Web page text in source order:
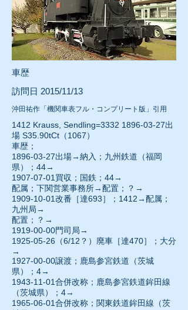
車歴
訪問日 2015/11/13
沖田祐作「機関車表フル・コンプリート版」引用
1412 Krauss, Sendling=3332 1896-03-27出
場 S35.90tCt（1067）
車歴；
1896-03-27出場→納入；九州鉄道（福岡
県）；44→
1907-07-01 買収；国鉄；44→
配属；下関営業事務所→配置；？→
1909-10-01改番［達693］；1412→配属；
九州局→
配置；？→
1919-00-00門司局→
1925-05-26 （6/12？）廃車［達470］；大分
→
1927-00-00譲渡；鹿島参宮鉄道（茨城
県）；4→
1943-11-01合併改称；鹿島参宮鉄道鉾田線
（茨城県）；4→
1965-06-01合併改称；関東鉄道鉾田線（茨